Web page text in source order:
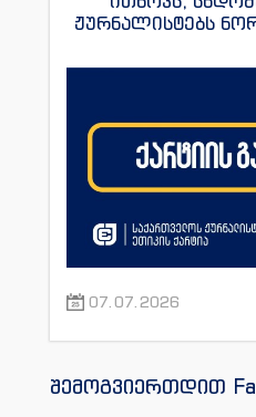
ჟურნალისტებს
07.07.2026
შემოგვიერთდით